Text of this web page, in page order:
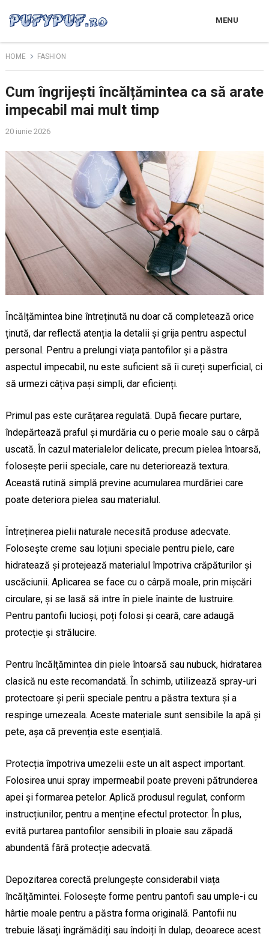
MENU
HOME FASHION
Cum îngrijești încălțămintea ca să arate
impecabil mai mult timp
20 iunie 2026
Încălțămintea bine întreținută nu doar că completează orice
ținută, dar reflectă atenția la detalii și grija pentru aspectul
personal. Pentru a prelungi viața pantofilor și a păstra
aspectul impecabil, nu este suficient să îi cureți superficial, ci
să urmezi câțiva pași simpli, dar eficienți.
Primul pas este curățarea regulată. După fiecare purtare,
îndepărtează praful și murdăria cu o perie moale sau o cârpă
uscată. În cazul materialelor delicate, precum pielea întoarsă,
folosește perii speciale, care nu deteriorează textura.
Această rutină simplă previne acumularea murdăriei care
poate deteriora pielea sau materialul.
Întreținerea pielii naturale necesită produse adecvate.
Folosește creme sau loțiuni speciale pentru piele, care
hidratează și protejează materialul împotriva crăpăturilor și
uscăciunii. Aplicarea se face cu o cârpă moale, prin mișcări
circulare, și se lasă să intre în piele înainte de lustruire.
Pentru pantofii lucioși, poți folosi și ceară, care adaugă
protecție și strălucire.
Pentru încălțămintea din piele întoarsă sau nubuck, hidratarea
clasică nu este recomandată. În schimb, utilizează spray-uri
protectoare și perii speciale pentru a păstra textura și a
respinge umezeala. Aceste materiale sunt sensibile la apă și
pete, așa că prevenția este esențială.
Protecția împotriva umezelii este un alt aspect important.
Folosirea unui spray impermeabil poate preveni pătrunderea
apei și formarea petelor. Aplică produsul regulat, conform
instrucțiunilor, pentru a menține efectul protector. În plus,
evită purtarea pantofilor sensibili în ploaie sau zăpadă
abundentă fără protecție adecvată.
Depozitarea corectă prelungește considerabil viața
încălțămintei. Folosește forme pentru pantofi sau umple-i cu
hârtie moale pentru a păstra forma originală. Pantofii nu
trebuie lăsați îngrămădiți sau îndoiți în dulap, deoarece acest